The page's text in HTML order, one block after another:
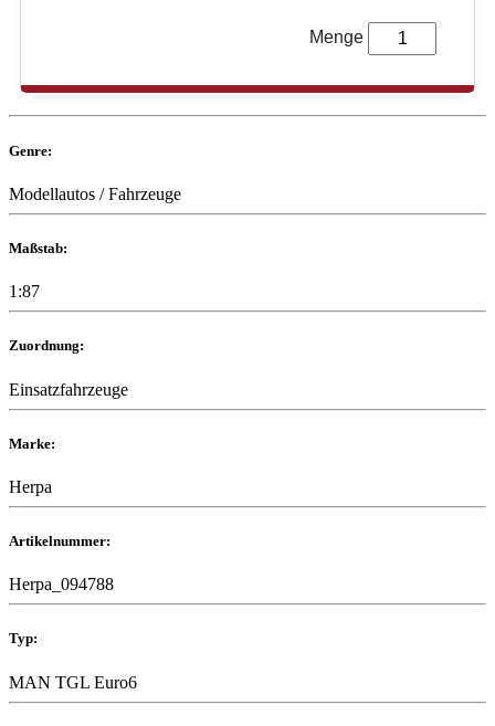
Menge
Genre:
Modellautos / Fahrzeuge
Maßstab:
1:87
Zuordnung:
Einsatzfahrzeuge
Marke:
Herpa
Artikelnummer:
Herpa_094788
Typ:
MAN TGL Euro6